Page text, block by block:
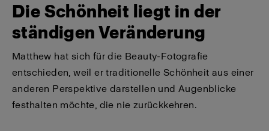
Die Schönheit liegt in der
ständigen Veränderung
Matthew hat sich für die Beauty-Fotografie
entschieden, weil er traditionelle Schönheit aus einer
anderen Perspektive darstellen und Augenblicke
festhalten möchte, die nie zurückkehren.